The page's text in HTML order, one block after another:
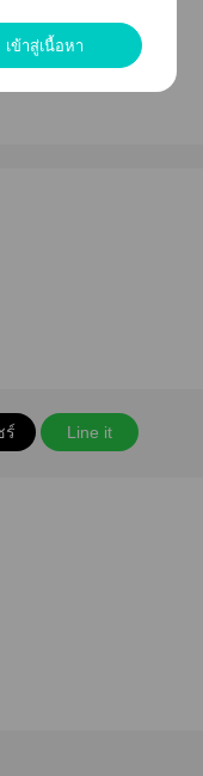
ร์ Line it
เข้าสู่เนื้อหา